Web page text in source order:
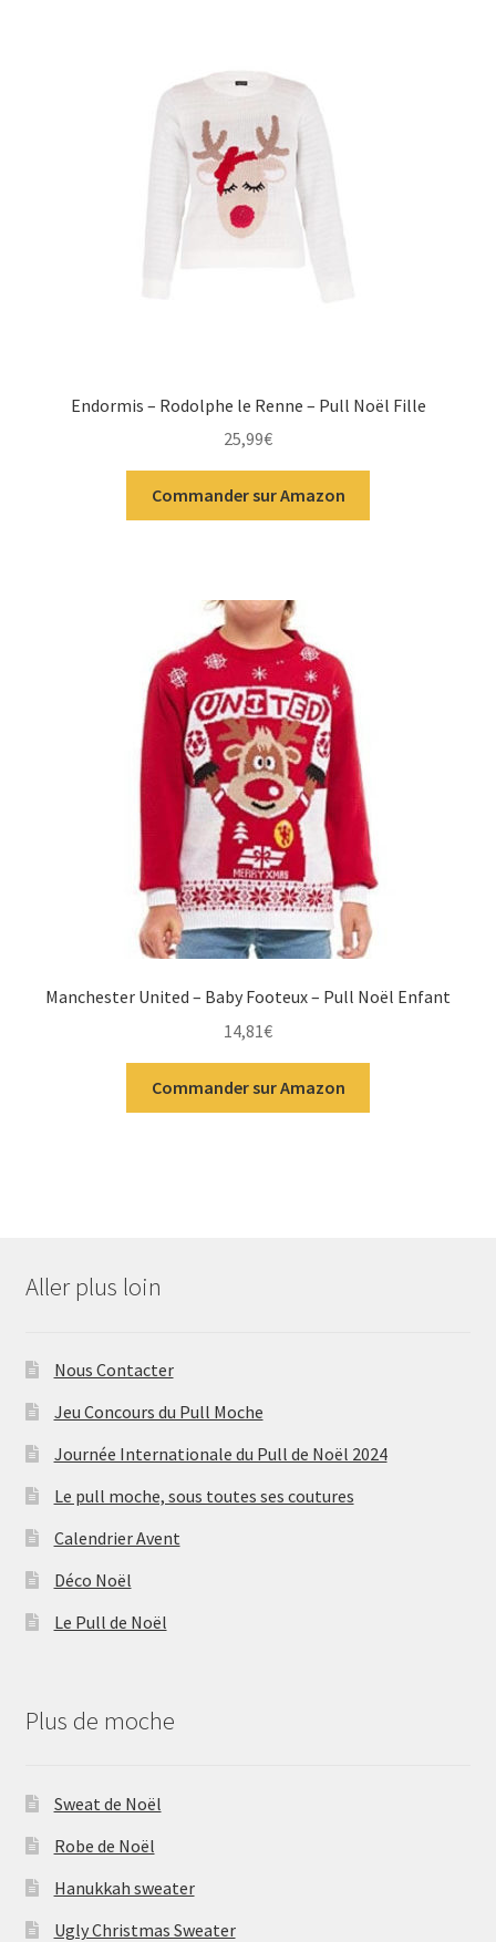
Endormis – Rodolphe le Renne – Pull Noël Fille
25,99€
Commander sur Amazon
Manchester United – Baby Footeux – Pull Noël Enfant
14,81€
Commander sur Amazon
Aller plus loin
Nous Contacter
Jeu Concours du Pull Moche
Journée Internationale du Pull de Noël 2024
Le pull moche, sous toutes ses coutures
Calendrier Avent
Déco Noël
Le Pull de Noël
Plus de moche
Sweat de Noël
Robe de Noël
Hanukkah sweater
Ugly Christmas Sweater